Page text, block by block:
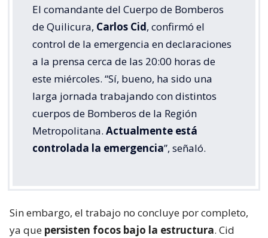
El comandante del Cuerpo de Bomberos
de Quilicura, Carlos Cid, confirmó el
control de la emergencia en declaraciones
a la prensa cerca de las 20:00 horas de
este miércoles. “Sí, bueno, ha sido una
larga jornada trabajando con distintos
cuerpos de Bomberos de la Región
Metropolitana. Actualmente está
controlada la emergencia”, señaló.
Sin embargo, el trabajo no concluye por completo,
ya que persisten focos bajo la estructura. Cid